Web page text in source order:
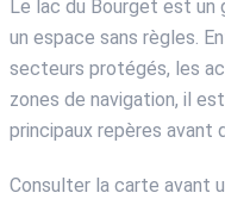
Le lac du Bourget est un
un espace sans règles.
secteurs protégés, les
zones de navigation, il
principaux repères avant
Consulter la carte avant